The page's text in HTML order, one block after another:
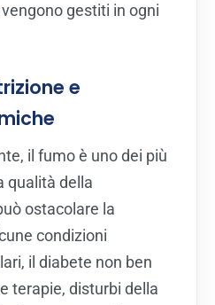
vengono gestiti in ogni
e
il fumo è uno dei più
qualità della
ostacolare la
condizioni
il diabete non ben
terapie, disturbi della